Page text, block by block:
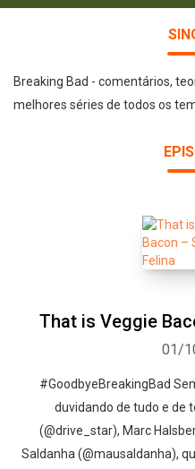
Breaking Bad - comentários,
melhores séries de todos os
That is Veggie
01/
#GoodbyeBreakingBad
duvidando de tudo e de
(@drive_star), Marc
Saldanha (@mausaldanha),